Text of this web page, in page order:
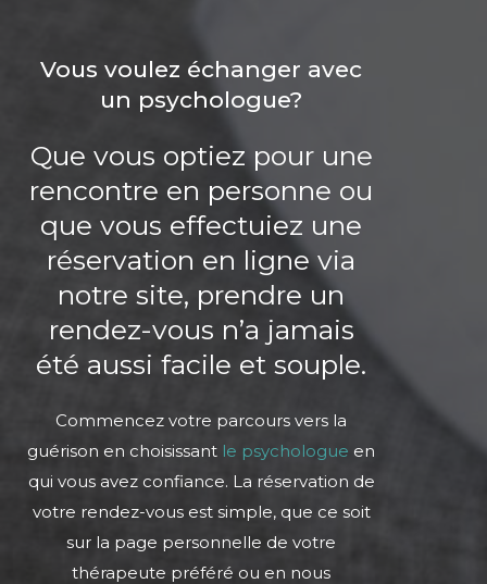
Vous voulez échanger avec
un psychologue?
Que vous optiez pour une
rencontre en personne ou
que vous effectuiez une
réservation en ligne via
notre site, prendre un
rendez-vous n’a jamais
été aussi facile et souple.
Commencez votre parcours vers la
guérison en choisissant le psychologue en
qui vous avez confiance. La réservation de
votre rendez-vous est simple, que ce soit
sur la page personnelle de votre
thérapeute préféré ou en nous